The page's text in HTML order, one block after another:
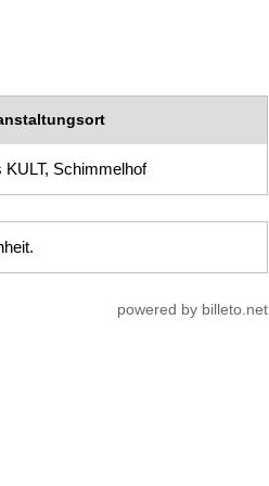
KULT, Schimmelhof
powered by billeto.net